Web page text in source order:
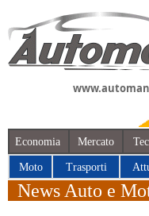
Economia Mercato
Moto Trasporti
News Auto e